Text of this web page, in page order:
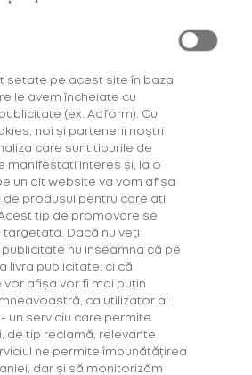
accesa acest site
ai minimum 18 ani.
CONTINUĂ
regulamentele campaniilor
să îl ardă. Generează un aerosol cu gust de
este valabilă pentru dispozitivele
un dispozitiv electronic ce se utilizează
compatibile ce conțin nicotină, o substanță
destinat consumatorilor peste 18 ani.
setate pe acest site în baza
le avem încheiate cu
(ex. Adform). Cu
noi și partenerii noștri
care sunt tipurile de
manifestati interes și, la o
un alt website va vom afișa
de produsul pentru care ati
tip de promovare se
Dacă nu veți
nu inseamna că pe
livra publicitate, ci că
vor afișa vor fi mai puțin
ca utilizator al
un serviciu care permite
de tip reclamă, relevante
ne permite îmbunătățirea
dar și să monitorizăm